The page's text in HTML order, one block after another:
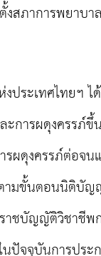
งสภาการพยา
เทศไทยฯ ได้
การผดุงครรภ์
ดุงครรภ์ต่อจน
มขั้นตอนนิติบัญ
าชบัญญัติวิชาชี